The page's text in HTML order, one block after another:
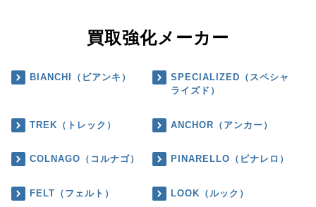
買取強化メーカー
BIANCHI（ビアンキ）
SPECIALIZED（スペシャ
ライズド）
TREK（トレック） ANCHOR（アンカー）
COLNAGO（コルナゴ） PINARELLO（ピナレロ）
FELT（フェルト） LOOK（ルック）